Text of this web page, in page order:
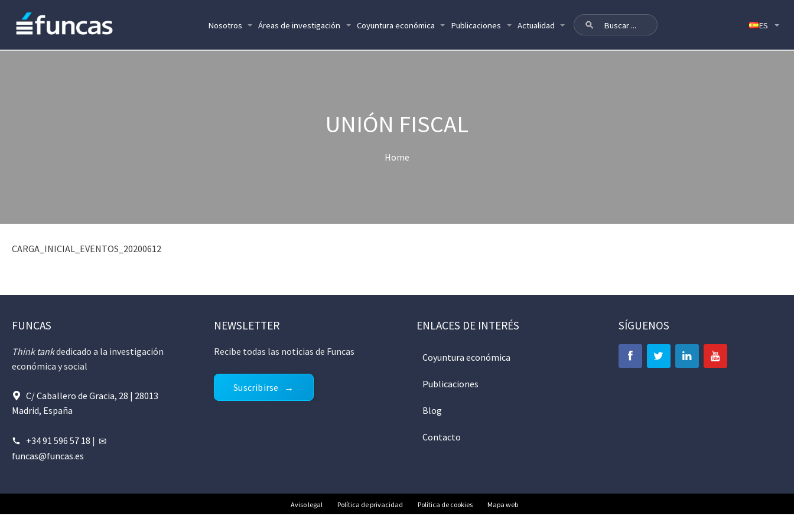
Nosotros Áreas de investigación Coyuntura económica Publicaciones Actualidad
UNIÓN FISCAL
Home
CARGA_INICIAL_EVENTOS_20200612
FUNCAS
Think tankdedicado a la investigación
económica y social
C/ Caballero de Gracia, 28 | 28013
Madrid, España
+34 91 596 57 18 |
funcas@funcas.es
NEWSLETTER
Recibe todas las noticias de Funcas
Suscribirse
ENLACES DE INTERÉS
Coyuntura económica
Publicaciones
Blog
Contacto
SÍGUENOS
Aviso legal Política de privacidad Política de cookies Mapa web